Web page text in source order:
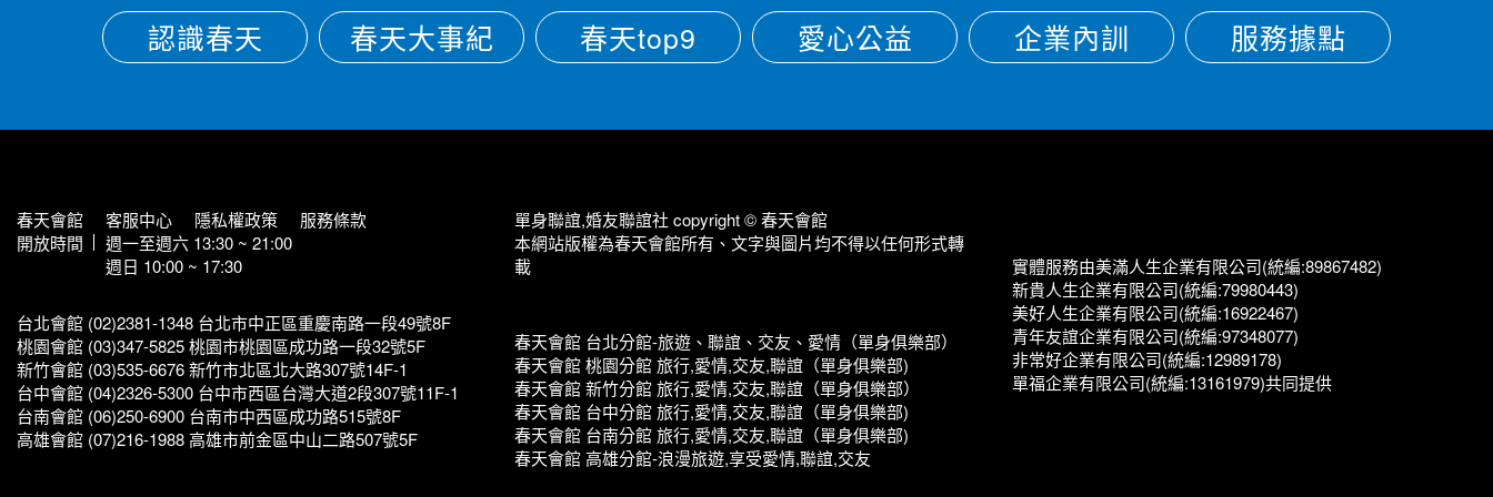
認識春天 春天大事紀 春天top9 愛心公益 企業內訓 服務據點
春天會館 客服中心 隱私權政策
服務條款
開放時間
週一至週六 13:30 ~ 21:00
週日 10:00 ~ 17:30
台北會館 (02)2381-1348 台北市中正區重慶南路一段49號8F
桃園會館 (03)347-5825 桃園市桃園區成功路一段32號5F
新竹會館 (03)535-6676 新竹市北區北大路307號14F-1
台中會館 (04)2326-5300 台中市西區台灣大道2段307號11F-1
台南會館 (06)250-6900 台南市中西區成功路515號8F
高雄會館 (07)216-1988 高雄市前金區中山二路507號5F
單身聯誼,婚友聯誼社 copyright © 春天會館
本網站版權為春天會館所有、文字與圖片均不得以任何形式轉
載
春天會館 台北分館-旅遊、聯誼、交友、愛情（單身俱樂部）
春天會館 桃園分館 旅行,愛情,交友,聯誼（單身俱樂部)
春天會館 新竹分館 旅行,愛情,交友,聯誼（單身俱樂部）
春天會館 台中分館 旅行,愛情,交友,聯誼（單身俱樂部)
春天會館 台南分館 旅行,愛情,交友,聯誼（單身俱樂部)
春天會館 高雄分館-浪漫旅遊,享受愛情,聯誼,交友
實體服務由美滿人生企業有限公司(統編:89867482)
新貴人生企業有限公司(統編:79980443)
美好人生企業有限公司(統編:16922467)
青年友誼企業有限公司(統編:97348077)
非常好企業有限公司(統編:12989178)
單福企業有限公司(統編:13161979)共同提供